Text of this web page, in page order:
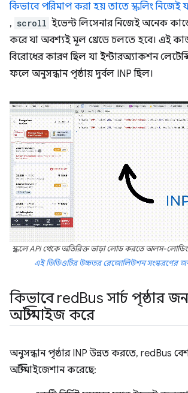
কিভাবে পরিমাপ করা হয় তাতে স্ক্রলিং নিজেই
, scroll ইভেন্ট লিসেনার নিজেই অনেক
করে যা অবশ্যই মূল থ্রেডে চলতে হবে। এই
বিরোধের কারণ ছিল যা ইন্টারঅ্যাকশন
ফলে অনুসন্ধান পৃষ্ঠায় দুর্বল INP ছিল।
স্ক্রলে API থেকে অতিরিক্ত ভাড়া লোড করতে অলস-
এই ভিডিওটির উচ্চতর রেজোলিউশন সংস্করণের
কিভাবে redBus সার্চ পৃষ্ঠার
অপ্টিমাইজ করে
অনুসন্ধান পৃষ্ঠার INP উন্নত করতে, redBus
অপ্টিমাইজেশান করেছে: